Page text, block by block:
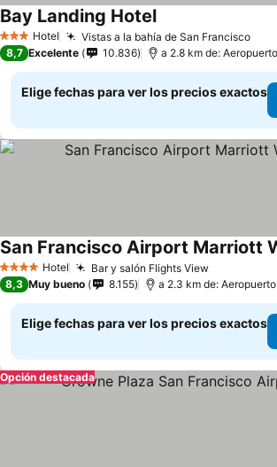
3 Estrellas
Hotel Vistas a la bahía de San Francisco
Bay Landing Hotel
8,7 Excelente 10.836
Elige fechas para ver los precios exactos
4 EstrellasHotel Bar y salón Flights View
San Francisco Airport Marriott
8,3 Muy bueno 8.155
Elige fechas para ver los precios exactos
Opción destacada